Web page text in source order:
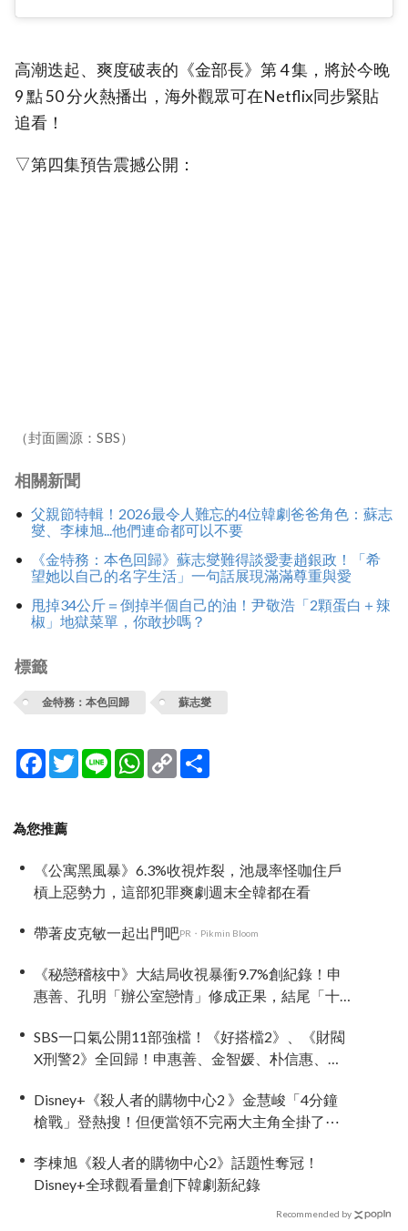
高潮迭起、爽度破表的《金部長》第 4 集，將於今晚
9 點 50 分火熱播出，海外觀眾可在Netflix同步緊貼
追看！
▽第四集預告震撼公開：
（封面圖源：SBS）
相關新聞
父親節特輯！2026最令人難忘的4位韓劇爸爸角色：蘇志
燮、李棟旭...他們連命都可以不要
《金特務：本色回歸》蘇志燮難得談愛妻趙銀政！「希
望她以自己的名字生活」一句話展現滿滿尊重與愛
甩掉34公斤＝倒掉半個自己的油！尹敬浩「2顆蛋白＋辣
椒」地獄菜單，你敢抄嗎？
標籤
金特務：本色回歸 蘇志燮
Facebook
TwitterLine WhatsApp
Copy
Link
為您推薦
《公寓黑風暴》6.3%收視炸裂，池晟率怪咖住戶
槓上惡勢力，這部犯罪爽劇週末全韓都在看
帶著皮克敏一起出門吧PR・Pikmin Bloom
《秘戀稽核中》大結局收視暴衝9.7%創紀錄！申
惠善、孔明「辦公室戀情」修成正果，結尾「十
SBS一口氣公開11部強檔！《好搭檔2》、《財閥
X刑警2》全回歸！申惠善、金智媛、朴信惠、金
Disney+《殺人者的購物中心2 》金慧峻「4分鐘
槍戰」登熱搜！但便當領不完兩大主角全掛了⋯
李棟旭《殺人者的購物中心2》話題性奪冠！
Disney+全球觀看量創下韓劇新紀錄
Recommended by